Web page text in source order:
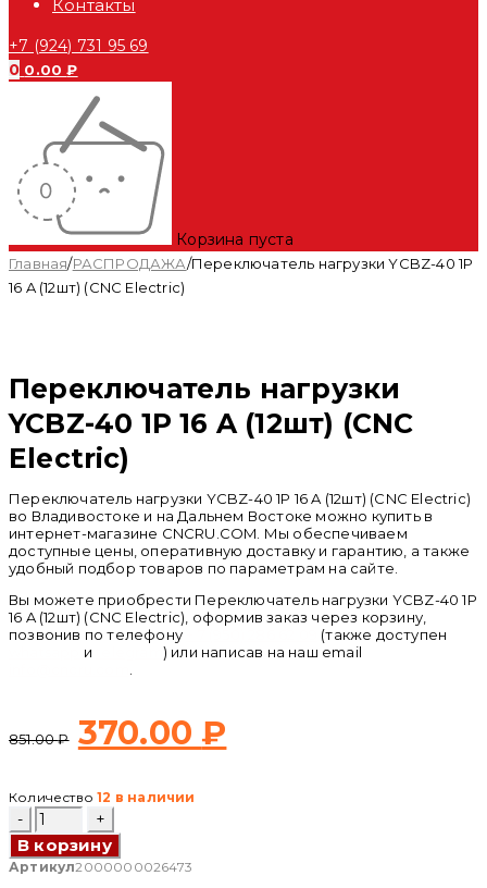
Контакты
+7 (924) 731 95 69
0 0.00₽
Корзина пуста
Главная/РАСПРОДАЖА/Переключатель нагрузки YCBZ-40 1P
16 A (12шт) (CNC Electric)
Переключатель нагрузки
YCBZ-40 1P 16 A (12шт) (CNC
Electric)
Переключатель нагрузки YCBZ-40 1P 16 A (12шт) (CNC Electric)
во Владивостоке и на Дальнем Востоке можно купить в
интернет-магазине CNCRU.COM. Мы обеспечиваем
доступные цены, оперативную доставку и гарантию, а также
удобный подбор товаров по параметрам на сайте.
Вы можете приобрести Переключатель нагрузки YCBZ-40 1P
16 A (12шт) (CNC Electric), оформив заказ через корзину,
позвонив по телефону
(также доступен
и
) или написав на наш email
851.00₽ Первоначальная
составляла
851.00 ₽.
370.00 ₽
Количество 12 в наличии
Количество
товара
Переключатель
нагрузки
В корзину
Артикул2000000026473